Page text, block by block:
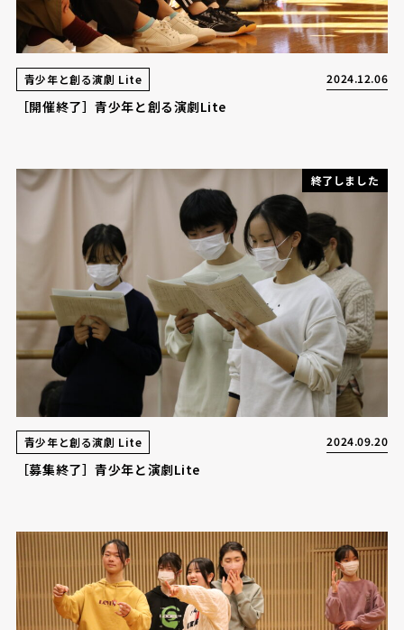
青少年と創る演劇 Lite 2024.12.06
［開催終了］青少年と創る演劇Lite
終了しました
青少年と創る演劇 Lite 2024.09.20
［募集終了］青少年と演劇Lite